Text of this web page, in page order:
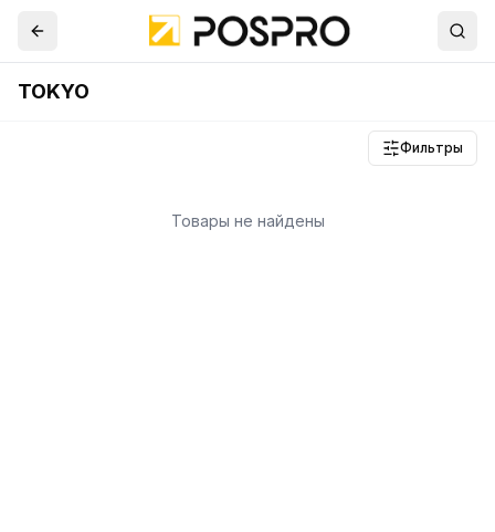
TOKYO
Фильтры
Товары не найдены